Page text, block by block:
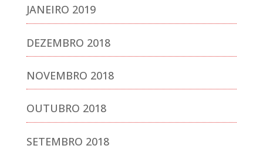
JANEIRO 2019
DEZEMBRO 2018
NOVEMBRO 2018
OUTUBRO 2018
SETEMBRO 2018